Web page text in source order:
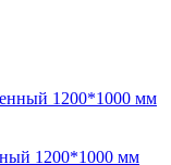
1200*1000 мм